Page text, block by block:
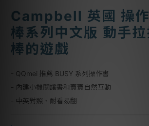
Campbell 英國 操
棒系列中文版 動手
棒的遊戲
- QQmei 推薦 BUSY 系列操作書
- 內建小機關讓書和寶寶自然互動
- 中英對照、耐看易翻